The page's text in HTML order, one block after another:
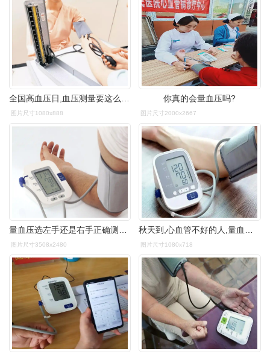
全国高血压日,血压测量要这么做!
图片尺寸1080x888
你真的会量血压吗?
图片尺寸2000x2667
图片尺寸3508x2480 图片尺寸1080x718